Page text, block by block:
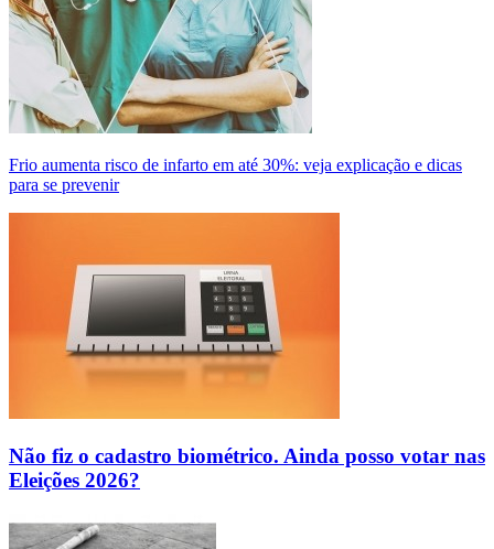
Frio aumenta risco de infarto em até 30%: veja explicação e dicas
para se prevenir
Não fiz o cadastro biométrico. Ainda posso votar nas
Eleições 2026?